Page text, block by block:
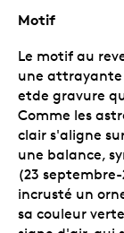
Motif
Le motif au
une attrayante
etde gravure
Comme les
clair s'aligne
une balance,
(23
incrusté un
sa couleur